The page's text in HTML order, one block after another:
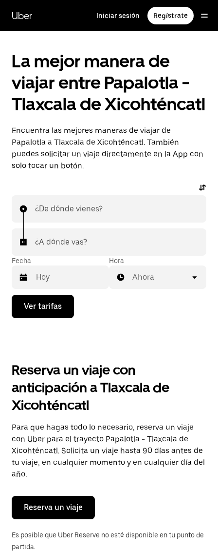
contenido
principal
Uber Iniciar sesión Regístrate
La mejor manera de
viajar entre Papalotla -
Tlaxcala de Xicohténcatl
Encuentra las mejores maneras de viajar de
Papalotla a Tlaxcala de Xicohténcatl. También
puedes solicitar un viaje directamente en la App con
solo tocar un botón.
¿De dónde vienes?
¿A dónde vas?
Fecha
Presiona
flecha
el
y
selecciona
una
Presiona
la
tecla Esc
para
cerrar
el
calendario.
Hora
Ahora
Ver tarifas
Reserva un viaje con
anticipación a Tlaxcala de
Xicohténcatl
Para que hagas todo lo necesario, reserva un viaje
con Uber para el trayecto Papalotla - Tlaxcala de
Xicohténcatl. Solicita un viaje hasta 90 días antes de
tu viaje, en cualquier momento y en cualquier día del
año.
Reserva un viaje
Es posible que Uber Reserve no esté disponible en tu punto de
partida.